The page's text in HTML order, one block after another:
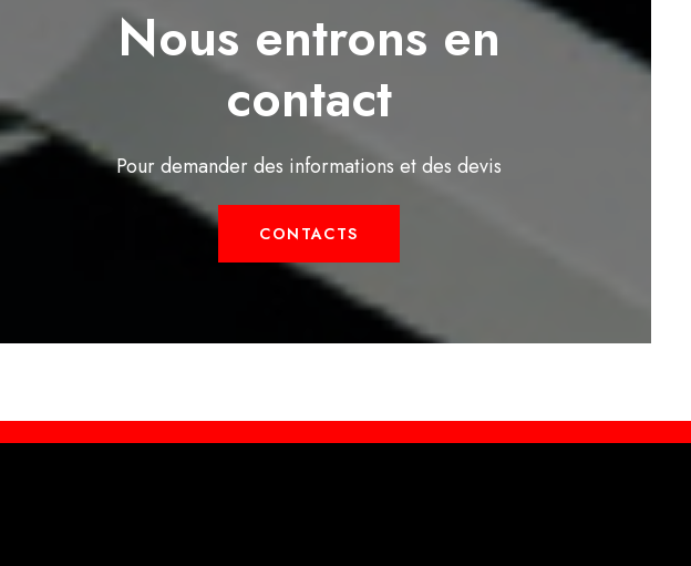
Nous entrons en
contact
Pour demander des informations et des devis
CONTACTS